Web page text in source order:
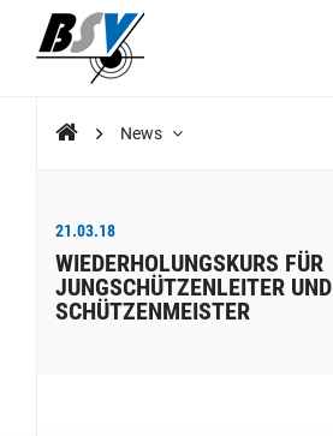
News
21.03.18
WIEDERHOLUNGSKURS FÜR
JUNGSCHÜTZENLEITER UND
SCHÜTZENMEISTER